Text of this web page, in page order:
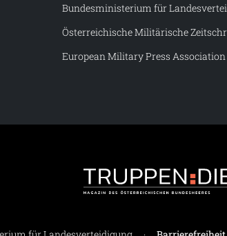
Bundesministerium für
Österreichische Militärische
European Military Press Association